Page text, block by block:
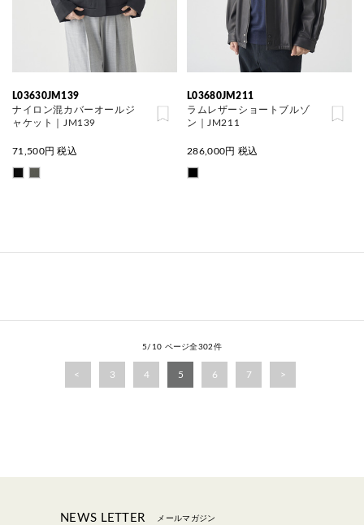
L03630JM139
ナイロン混カバーオールジ
ャケット｜JM139
71,500円 税込
L03680JM211
ラムレザーショートブルゾ
ン｜JM211
286,000円 税込
5/10 ページ全302件
3 4 5 6 7
NEWS LETTER メールマガジン